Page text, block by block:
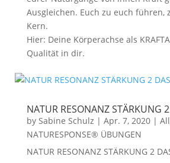
Ausgleichen. Euch zu euch führen,
Kern.
Hier: Deine Körperachse als
Qualität in dir.
NATUR RESONANZ STÄRKUNG
by Sabine Schulz | Apr. 7, 2020|
NATURESPONSE® ÜBUNGEN
NATUR RESONANZ STÄRKUNG 2